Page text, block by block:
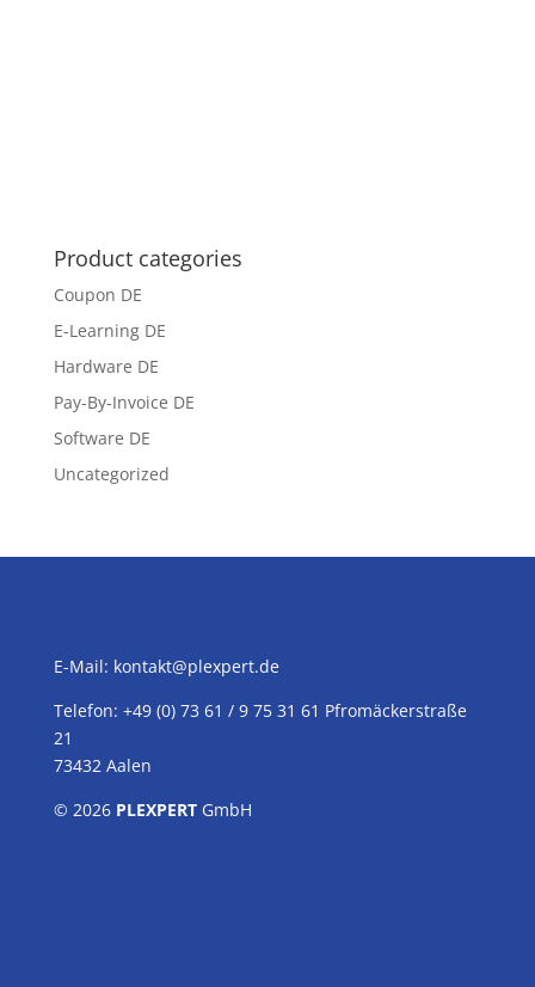
Product categories
Coupon DE
E-Learning DE
Hardware DE
Pay-By-Invoice DE
Software DE
Uncategorized
E-Mail: kontakt@plexpert.de
Telefon: +49 (0) 73 61 / 9 75 31 61 Pfromäckerstraße
21
73432 Aalen
© 2026 PLEXPERTGmbH